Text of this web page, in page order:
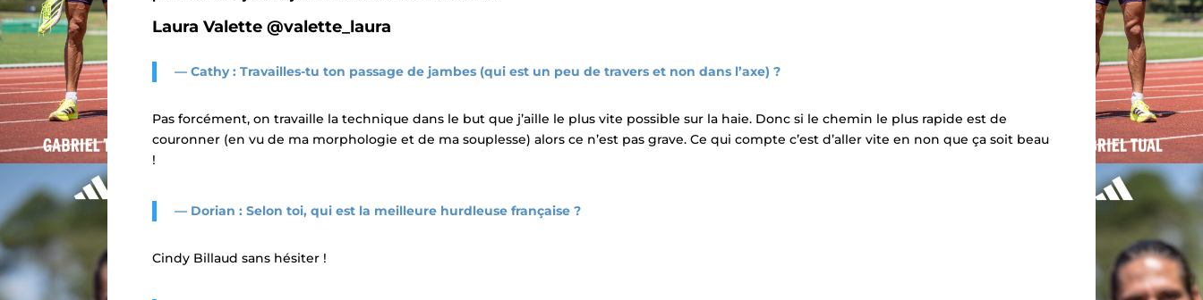
Laura Valette @valette_laura
— Cathy : Travailles-tu ton passage de jambes (qui est un peu de travers et non dans l’axe) ?
Pas forcément, on travaille la technique dans le but que j’aille le plus vite possible sur la haie. Donc si le chemin le plus rapide est de
couronner (en vu de ma morphologie et de ma souplesse) alors ce n’est pas grave. Ce qui compte c’est d’aller vite en non que ça soit beau
!
— Dorian : Selon toi, qui est la meilleure hurdleuse française ?
Cindy Billaud sans hésiter !